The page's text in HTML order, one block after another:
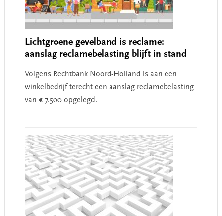
Lichtgroene gevelband is reclame:
aanslag reclamebelasting blijft in stand
Volgens Rechtbank Noord-Holland is aan een
winkelbedrijf terecht een aanslag reclamebelasting
van € 7.500 opgelegd.